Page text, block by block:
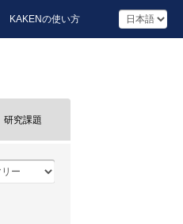
KAKENの使い方
研究課題